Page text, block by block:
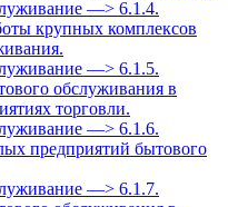
—> 6.1.4.
крупных комплексов
—> 6.1.5.
обслуживания в
торговли.
—> 6.1.6.
предприятий бытового
—> 6.1.7.